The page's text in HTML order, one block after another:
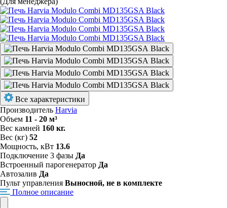
Все характеристики
Производитель Harvia
Объем 11 - 20 м³
Вес камней 160 кг.
Вес (кг) 52
Мощность, кВт 13.6
Подключение 3 фазы Да
Встроенный парогенератор Да
Автозалив Да
Пульт управления Выносной, не в комплекте
Полное описание